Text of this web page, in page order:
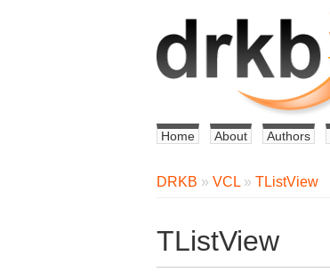
Home About Authors
DRKB » VCL » TListView
TListView